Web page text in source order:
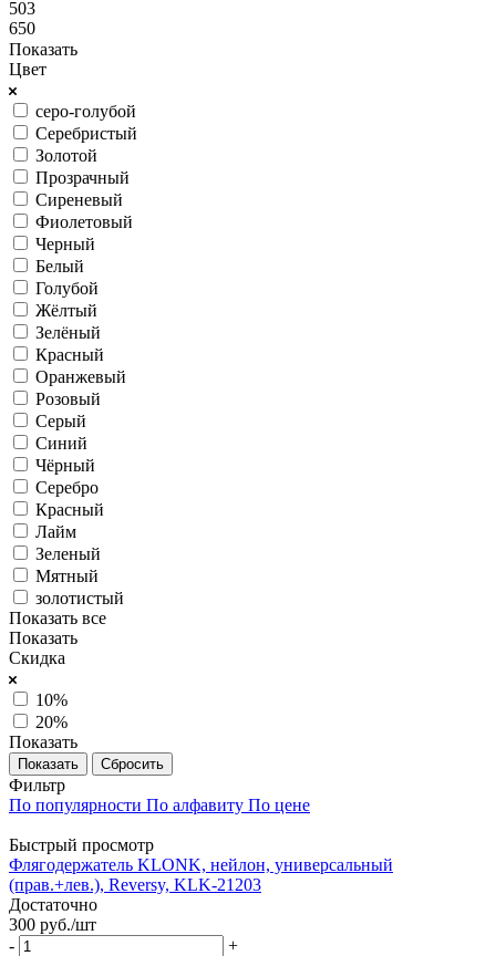
503
650
Показать
Цвет
серо-голубой
Серебристый
Золотой
Прозрачный
Сиреневый
Фиолетовый
Черный
Белый
Голубой
Жёлтый
Зелёный
Красный
Оранжевый
Розовый
Серый
Синий
Чёрный
Серебро
Красный
Лайм
Зеленый
Мятный
золотистый
Показать все
Показать
Скидка
10%
20%
Показать
Сбросить
Фильтр
По популярности По алфавиту По цене
Быстрый просмотр
Флягодержатель KLONK, нейлон, универсальный
(прав.+лев.), Reversy, KLK-21203
Достаточно
300 руб./шт
-
+